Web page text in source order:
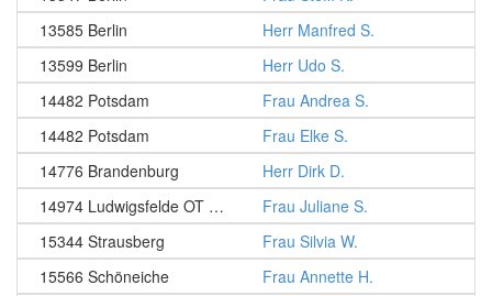
13585 Berlin
Herr Manfred S.
13599 Berlin
Herr Udo S.
14482 Potsdam
Frau Andrea S.
14482 Potsdam
Frau Elke S.
14776 Brandenburg
Herr Dirk D.
14974 Ludwigsfelde OT Ahrensdorf
Frau Juliane S.
15344 Strausberg
Frau Silvia W.
15566 Schöneiche
Frau Annette H.